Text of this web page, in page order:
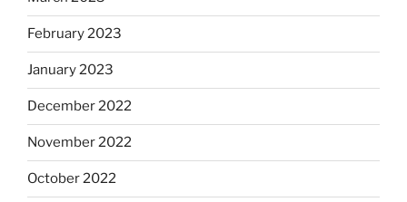
February 2023
January 2023
December 2022
November 2022
October 2022